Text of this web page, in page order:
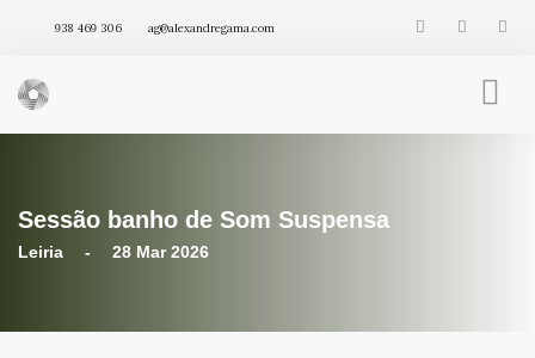
938 469 306 ag@alexandregama.com
VÍDEOS
ARTIGOS
Sessão banho de Som Suspensa
Leiria - 28 Mar 2026